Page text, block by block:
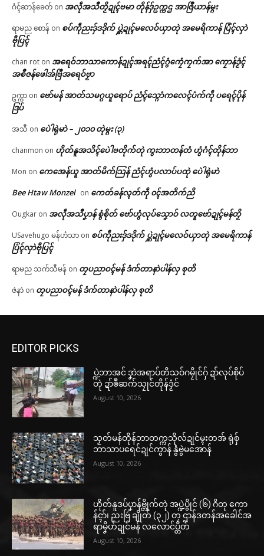
ဂံၚ်ဆာန်ခေတ် on အလဵုအသဳတၟိဍုၚ်ဗမာ တိုန်ဒှ်ဥက္ကဌ အာဇြဳယာန်မ္ဂး
ရာမည စောန် on စပ်ကဵုညးဒှ်ဒဒိုက် ပ္ဋဲဍုၚ်မလေဝ်ယှာတုဲ အမေရိကာန် ပြံၚ်လှာဲ
ဗီုပြၚ်
chan rot on အရေဝ်ဘာသာကောန်ဍုၚ်အရၚ်ညံၚ်ဂွံကၠေံကၠက်အာ ကၠောန်ဒၟံၚ်
အစဳဇန်ဖေါအ်ဗြဳအရေဝ်ဗၟာ
ဥက္ကာ on ဗော်မန် အာတ်သမဂ္ဂယူရောပ် ညံၚ်သ္ဂောံကလေၚ်ပံက်ကဵု ပရေၚ်ပိုန်
ဒြပ်
အသီ on ပေဲါရုဲမာဲ – ၂၀၁၀ တုဲမ္ဂး (၃)
chanmon on ဟိုတ်နူအသိၚ်ပေဲါဗတိုက်တုဲ ကွးဘာတန်တံ ဟွံဂံၚ်တိုန်ဘာ
Mon on ကေအေန်ယူ အာတ်မိက်သြန် ညံၚ်ဟွံပလာပ်ပထုဲ ပေဲါရုဲမာဲ
Bee Htaw Monzel on ကေတ်ခန်လ္ၚတ်ကဵု ၀ၚ်အတိက်ညိ
Ougkar on အလဵုအသဳပၞာန် စွံစိုတ် ဗော်ဟွံလုပ်သၞောဝ် လတူဗော်ဍုၚ်မန်တၟိ
USavehugo မန်ဟံသာ on စပ်ကဵုညးဒှ်ဒဒိုက် ပ္ဋဲဍုၚ်မလေဝ်ယှာတုဲ အမေရိကာန်
ပြံၚ်လှာဲဗီုပြၚ်
ရာမည သက်သီမန် on တၠပညာဝၚ်မန် ဒံက်တာနာဲပါန်လှ စုတိ
ဇဲနာဲ on တၠပညာဝၚ်မန် ဒံက်တာနာဲပါန်လှ စုတိ
EDITOR PICKS
ပ္ဍဲဘာအင် ဒၞာဲအရာပ်တိသဝ်ဂမၠိုင်ဂှ် ဍာ်လုပ်စိုပ်
တုဲ ဍာ်ၜဳဆက်သၠုင်တိုန်ဒၟံင်
August 10, 2026
သၟတ်မန်တိုန်ဘာတက္ကသိုလ်ဍုင်မ္ၚးတအ် ရုဲစှ်
ဘာသာပရေင်ဍုင်ကွာန် နွံဗွဲမအောန်
August 10, 2026
ဟိုတ်နူဒပ်ပၞာန်ဗ္တိုက်တုဲ အပ္ဍဲပွိုင် (၆) ဂိတု ကော
န်ၚာ်၊ ညးဗြဴ ချိုတ် (၃၂) တၠ ဌာန်ဒတန်အခေါင်အ
ရာမၞိဟ်ဍုင်မန် လလောင်ပ္တိတ်
August 10, 2026